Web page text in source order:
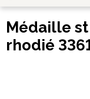
Médaille
rhodié